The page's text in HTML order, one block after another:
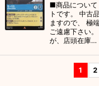
■商品について
トです。 中古
ますので、 極
ご遠慮下さい
が、店頭在庫…
1 2